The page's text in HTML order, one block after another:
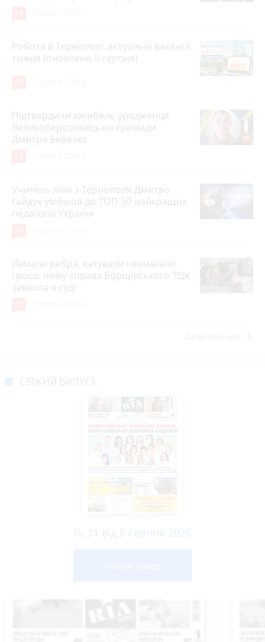
Робота в Тернополі: актуальні вакансії
тижня (оновлено 5 серпня)
Підтвердили загибель уродженця
Великоберезовицької громади
Дмитра Березка
Учитель хімії з Тернополя Дмитро
Гайдук увійшов до ТОП-50 найкращих
педагогів України
Ламали ребра, катували і вимагали
гроші: чому справа Борщівського ТЦК
зависла в суді